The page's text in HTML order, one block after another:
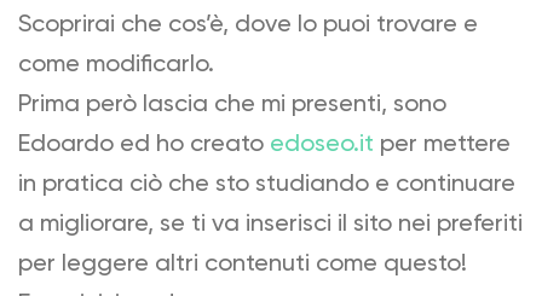
Scoprirai che cos’è, dove lo puoi trovare e
come modificarlo.
Prima però lascia che mi presenti, sono
Edoardo ed ho creato edoseo.it per mettere
in pratica ciò che sto studiando e continuare
a migliorare, se ti va inserisci il sito nei preferiti
per leggere altri contenuti come questo!